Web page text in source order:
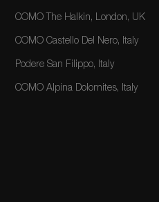
COMO The Halkin, London, UK
COMO Castello Del Nero, Italy
Podere San Filippo, Italy
COMO Alpina Dolomites, Italy